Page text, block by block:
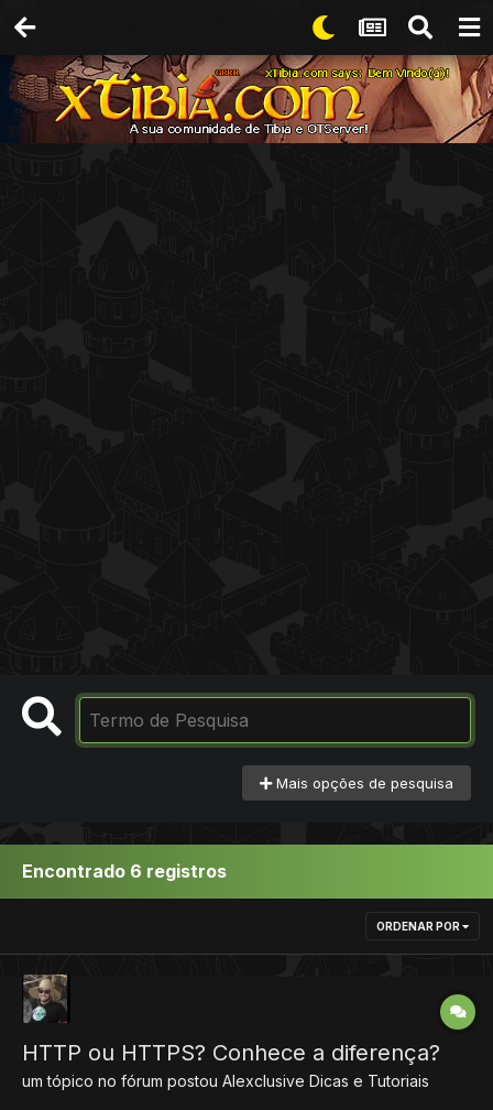
Mais opções de pesquisa
Encontrado 6 registros
ORDENAR POR
HTTP ou HTTPS? Conhece a diferença?
um tópico no fórum postou Alexclusive Dicas e Tutoriais